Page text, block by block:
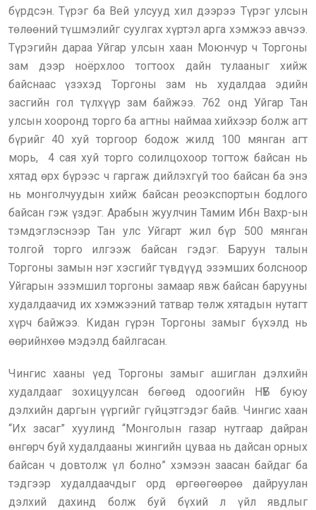
бүрдсэн. Түрэг ба Вей улсууд хил дээрээ Түрэг улсын
төлөөний түшмэлийг суулгах хүртэл арга хэмжээ авчээ.
Түрэгийн дараа Уйгар улсын хаан Моюнчур ч Торгоны
зам дээр ноёрхлоо тогтоох дайн тулааныг хийж
байснаас үзэхэд Торгоны зам нь худалдаа эдийн
засгийн гол түлхүүр зам байжээ. 762 онд Уйгар Тан
улсын хооронд торго ба агтны наймаа хийхээр болж агт
бүрийг 40 хуй торгоор бодож жилд 100 мянган агт
морь, 4 сая хуй торго солилцохоор тогтож байсан нь
хятад өрх бүрээс ч гаргаж дийлэхгүй тоо байсан ба энэ
нь монголчуудын хийж байсан реоэкспортын бодлого
байсан гэж үздэг. Арабын жуулчин Тамим Ибн Вахр-ын
тэмдэглэснээр Тан улс Уйгарт жил бүр 500 мянган
толгой торго илгээж байсан гэдэг. Баруун талын
Торгоны замын нэг хэсгийг түвдүүд эзэмших болсноор
Уйгарын эзэмшил торгоны замаар явж байсан барууны
худалдаачид их хэмжээний татвар төлж хятадын нутагт
хүрч байжээ. Кидан гүрэн Торгоны замыг бүхэлд нь
өөрийнхөө мэдэлд байлгасан.
Чингис хааны үед Торгоны замыг ашиглан дэлхийн
худалдааг зохицуулсан бөгөөд одоогийн НҮБ буюу
дэлхийн даргын үүргийг гүйцэтгэдэг байв. Чингис хаан
“Их засаг” хуулинд “Монголын газар нутгаар дайран
өнгөрч буй худалдааны жингийн цуваа нь дайсан орных
байсан ч довтолж үл болно” хэмээн заасан байдаг ба
тэдгээр худалдаачдыг орд өргөөгөөрөө дайруулан
дэлхий дахинд болж буй бүхий л үйл явдлыг